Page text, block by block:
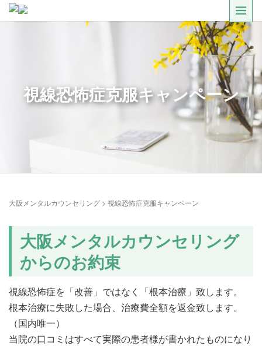
視線恐怖症克服キャンペーン
大阪メンタルカウンセリング > 視線恐怖症克服キャンペーン
大阪メンタルカウンセリング
からのお約束
視線恐怖症を「改善」ではなく「根本治療」致します。
根本治療に失敗した場合、治療費全額を返金致します。
（国内唯一）
当院の口コミはすべて実際の患者様が書かれたものになり